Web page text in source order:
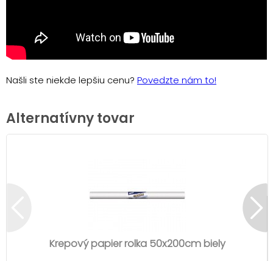
Našli ste niekde lepšiu cenu? Povedzte nám to!
Alternatívny tovar
Krepový papier rolka 50x200cm biely